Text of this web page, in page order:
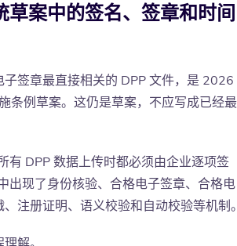
草案中的签名、签章和时间
子签章最直接相关的 DPP 文件，是 2026
条例草案。这仍是草案，不应写成已经最
有 DPP 数据上传时都必须由企业逐项签
出现了身份核验、合格电子签章、合格电
注册证明、语义校验和自动校验等机制